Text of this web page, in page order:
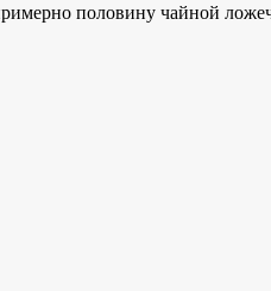
половину чайной